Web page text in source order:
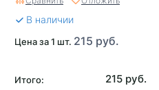
В наличии
Цена за 1 шт. 215 руб.
Итого: 215 руб.